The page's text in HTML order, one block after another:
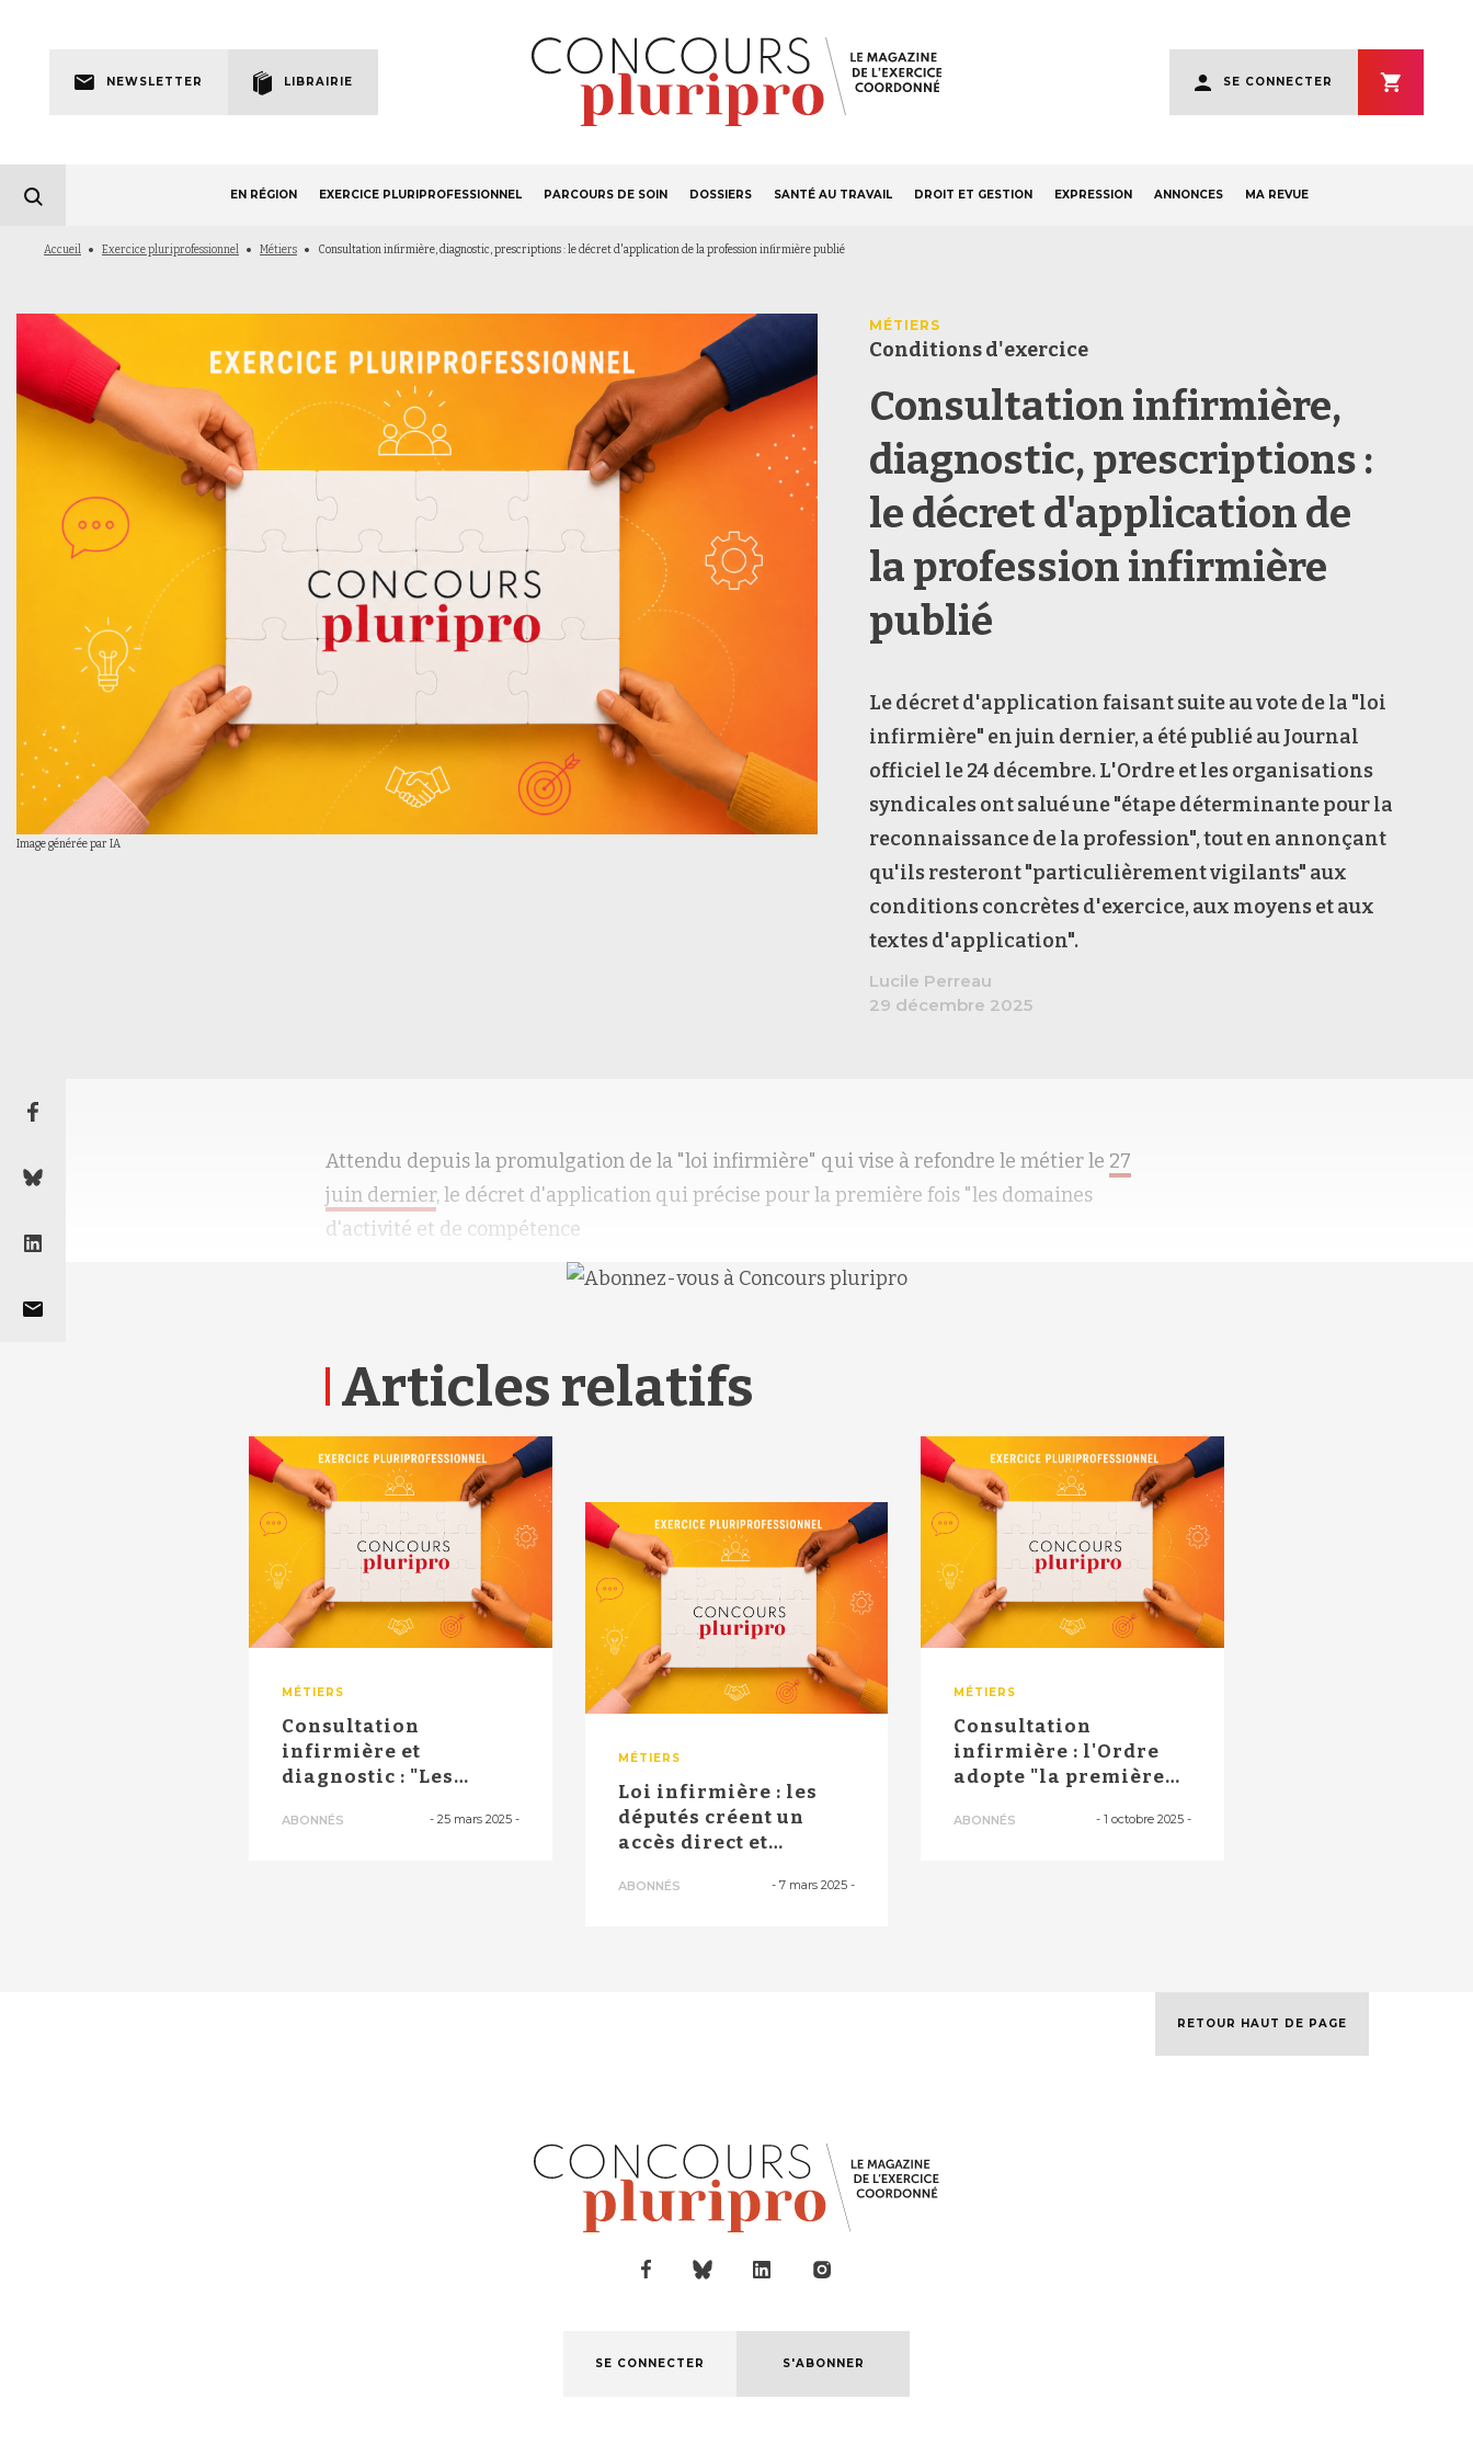
navigation
NEWSLETTER LIBRAIRIE
account
menu
SE CONNECTER
S'ABONNER
principale
EN RÉGION EXERCICE PLURIPROFESSIONNEL PARCOURS DE SOIN DOSSIERS SANTÉ AU TRAVAIL DROIT ET GESTION EXPRESSION ANNONCES MA REVUE
Fil
Accueil Exercice pluriprofessionnel Métiers Consultation infirmière, diagnostic, prescriptions : le décret d'application de la profession infirmière publié
Image générée par IA
MÉTIERS
Conditions d'exercice
Consultation infirmière,
diagnostic, prescriptions :
le décret d'application de
la profession infirmière
publié
Le décret d'application faisant suite au vote de la "loi
infirmière" en juin dernier, a été publié au Journal
officiel le 24 décembre. L'Ordre et les organisations
syndicales ont salué une "étape déterminante pour la
reconnaissance de la profession", tout en annonçant
qu'ils resteront "particulièrement vigilants" aux
conditions concrètes d'exercice, aux moyens et aux
textes d'application".
Lucile Perreau
29 décembre 2025
Attendu depuis la promulgation de la "loi infirmière" qui vise à refondre le métier le 27
juin dernier, le décret d'application qui précise pour la première fois "les domaines
d'activité et de compétence
Articles relatifs
MÉTIERS
Consultation
infirmière et
diagnostic : "Les
sur...
ABONNÉS - 25 mars 2025-
MÉTIERS
Loi infirmière : les
députés créent un
accès direct et
ABONNÉS -7 mars 2025 -
MÉTIERS
Consultation
infirmière : l'Ordre
adopte "la première
ABONNÉS - 1 octobre 2025 -
RETOUR HAUT DE PAGE
SE CONNECTER S'ABONNER